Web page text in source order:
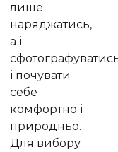
лише
наряджатись,
а і
і почувати
себе
комфортно і
природньо.
Для вибору